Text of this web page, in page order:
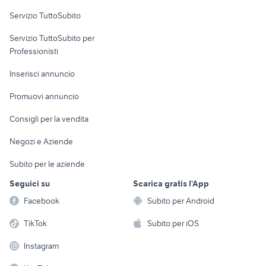
Informatica
Console e
Fotografia
Telefonia
Biciclette
Servizio TuttoSubito
Servizio TuttoSubito per
Professionisti
Inserisci annuncio
Promuovi annuncio
Consigli per la vendita
Negozi e Aziende
Subito per le aziende
Seguici su
Facebook
TikTok
Instagram
Scarica gratis l'App
Subito per Android
Subito per iOS